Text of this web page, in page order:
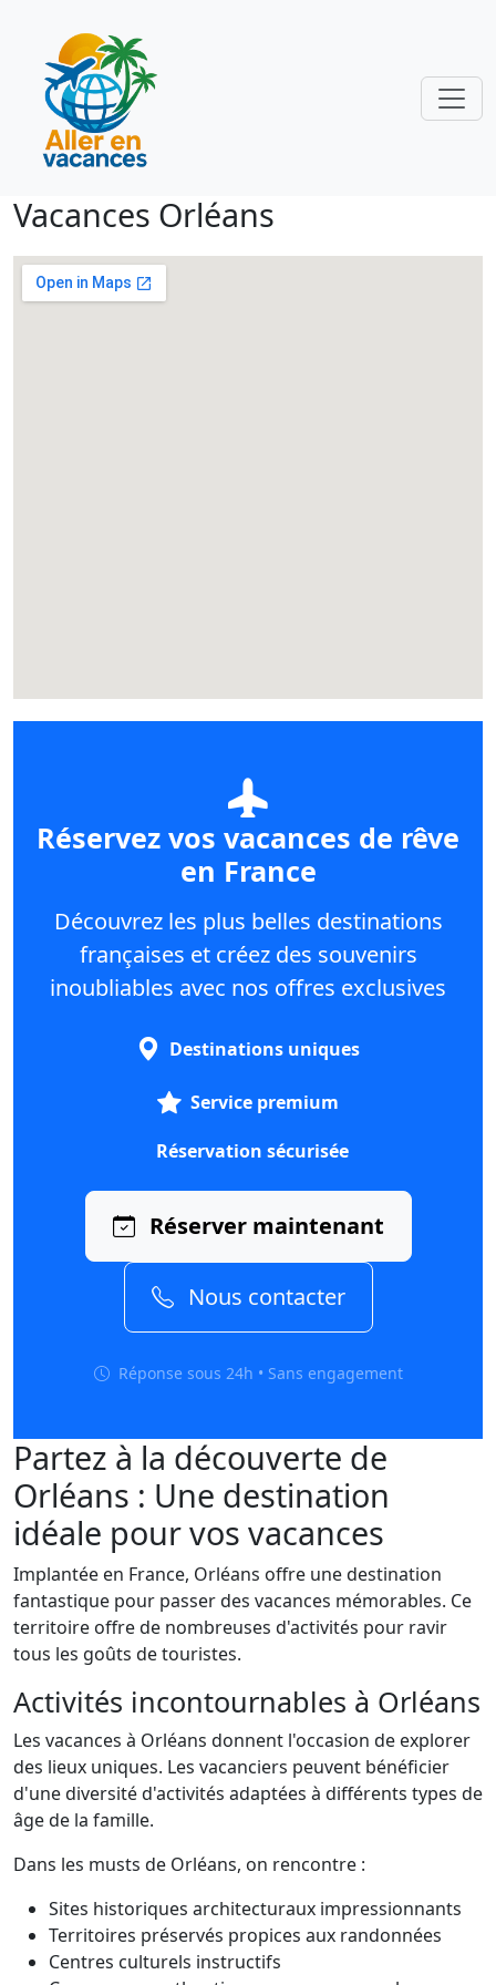
Vacances Orléans
Réservez vos vacances de rêve
en France
Découvrez les plus belles destinations
françaises et créez des souvenirs
inoubliables avec nos offres exclusives
Destinations uniques
Service premium
Réservation sécurisée
Réserver maintenant
Nous contacter
Réponse sous 24h • Sans engagement
Partez à la découverte de
Orléans : Une destination
idéale pour vos vacances
Implantée en France, Orléans offre une destination
fantastique pour passer des vacances mémorables. Ce
territoire offre de nombreuses d'activités pour ravir
tous les goûts de touristes.
Activités incontournables à Orléans
Les vacances à Orléans donnent l'occasion de explorer
des lieux uniques. Les vacanciers peuvent bénéficier
d'une diversité d'activités adaptées à différents types de
âge de la famille.
Dans les musts de Orléans, on rencontre :
Sites historiques architecturaux impressionnants
Territoires préservés propices aux randonnées
Centres culturels instructifs